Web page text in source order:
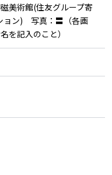
美術館(住友グループ寄
ョン) 写真：〓（各画
を記入のこと）